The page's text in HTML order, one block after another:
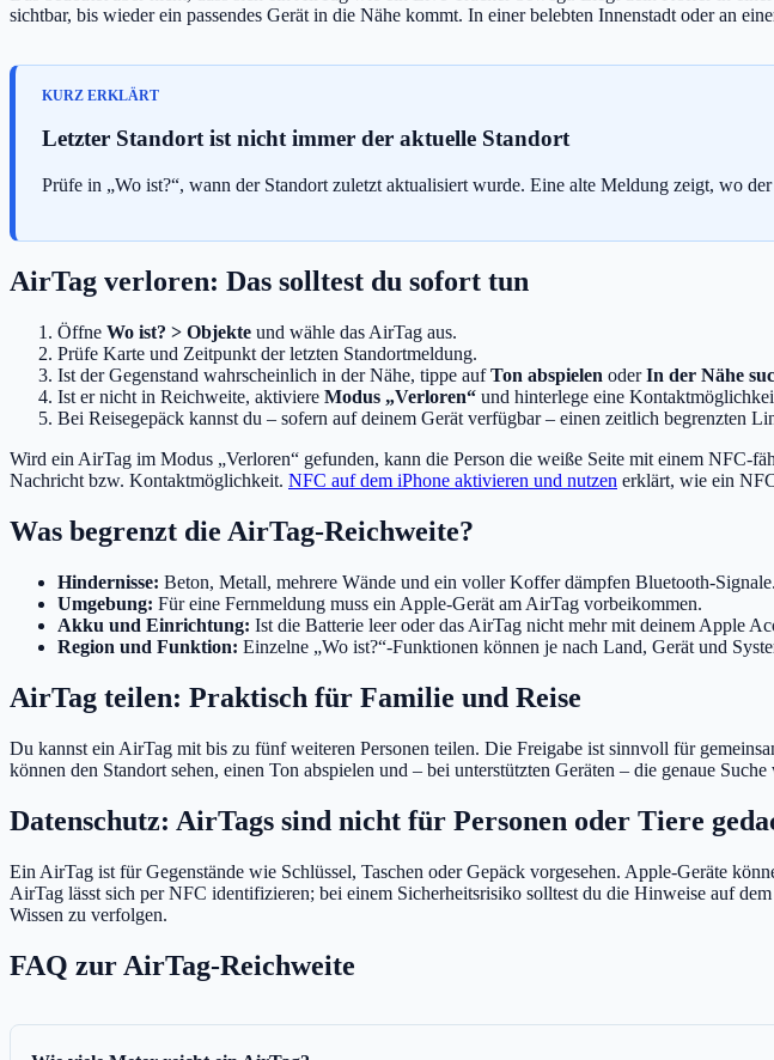
sichtbar, bis wieder ein passendes Gerät in die Nähe kommt. In einer belebten Innenstadt oder an
Letzter Standort ist nicht immer der aktuelle Standort
Prüfe in „Wo ist?“, wann der Standort zuletzt aktualisiert wurde. Eine alte Meldung zeigt, wo
AirTag verloren: Das solltest du sofort tun
Öffne Wo ist? > Objekte und wähle das AirTag aus.
Prüfe Karte und Zeitpunkt der letzten Standortmeldung.
Ist der Gegenstand wahrscheinlich in der Nähe, tippe aufTon abspielen oderIn der Nähe
Ist er nicht in Reichweite, aktiviere Modus „Verloren“ und hinterlege eine
Bei Reisegepäck kannst du – sofern auf deinem Gerät verfügbar – einen zeitlich begrenzten
Wird ein AirTag im Modus „Verloren“ gefunden, kann die Person die weiße Seite mit einem NFC-
Nachricht bzw. Kontaktmöglichkeit. NFC auf dem iPhone aktivieren und nutzen erklärt, wie ein
Was begrenzt die AirTag-Reichweite?
Hindernisse: Beton, Metall, mehrere Wände und ein voller Koffer dämpfen Bluetooth-Signale.
Umgebung: Für eine Fernmeldung muss ein Apple-Gerät am AirTag vorbeikommen.
Akku und Einrichtung: Ist die Batterie leer oder das AirTag nicht mehr mit deinem Apple
Region und Funktion: Einzelne „Wo ist?“-Funktionen können je nach Land, Gerät und
AirTag teilen: Praktisch für Familie und Reise
Du kannst ein AirTag mit bis zu fünf weiteren Personen teilen. Die Freigabe ist sinnvoll für
können den Standort sehen, einen Ton abspielen und – bei unterstützten Geräten – die genaue
Datenschutz: AirTags sind nicht für Personen oder Tiere
Ein AirTag ist für Gegenstände wie Schlüssel, Taschen oder Gepäck vorgesehen. Apple-Geräte
AirTag lässt sich per NFC identifizieren; bei einem Sicherheitsrisiko solltest du die Hinweise auf
Wissen zu verfolgen.
FAQ zur AirTag-Reichweite